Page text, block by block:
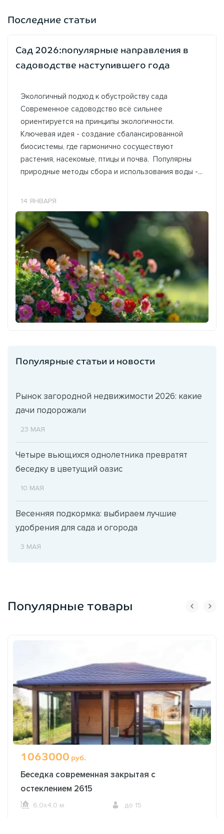
Последние статьи
Сад 2026:популярные направления в
садоводстве наступившего года
Экологичный подход к обустройству сада
Современное садоводство всё сильнее
ориентируется на принципы экологичности.
Ключевая идея - создание сбалансированной
биосистемы, где гармонично сосуществуют
растения, насекомые, птицы и почва. Популярны
природные методы сбора и использования воды -...
14 ЯНВАРЯ
Популярные статьи и новости
Рынок загородной недвижимости 2026: какие
дачи подорожали
23 МАЯ
Четыре вьющихся однолетника превратят
беседку в цветущий оазис
10 МАЯ
Весенняя подкормка: выбираем лучшие
удобрения для сада и огорода
3 МАЯ
Популярные товары
1063000 руб.
Беседка современная закрытая с
остеклением 2615
6,0х4,0 м. до 15